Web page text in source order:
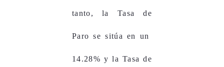
tanto, la Tasa de
Paro se sitúa en un
14.28% y la Tasa de